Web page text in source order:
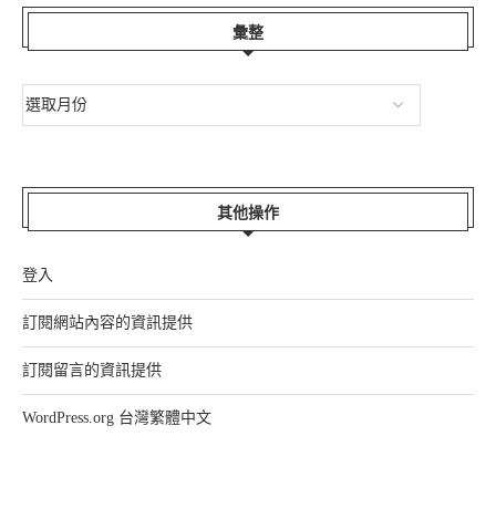
彙整
其他操作
登入
訂閱網站內容的資訊提供
訂閱留言的資訊提供
WordPress.org 台灣繁體中文